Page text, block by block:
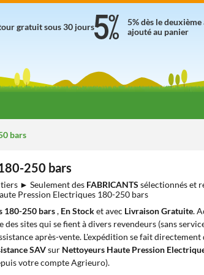
5% dès le
ajouté au panier
gratuit sous 30 jours
bars
250 bars
tiers ► Seulement des FABRICANTS sélectionnés et
Pression Electriques 180-250 bars
180-250 bars, En Stocket avec Livraison Gratuite.
sites qui se fient à divers revendeurs (sans
après-vente. L'expédition se fait directement
SAVsur Nettoyeurs Haute Pression
votre compte Agrieuro).